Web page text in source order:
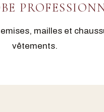
mailles et
vêtements.